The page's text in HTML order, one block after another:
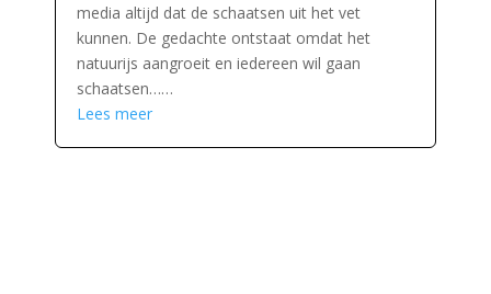
media altijd dat de schaatsen uit het vet
kunnen. De gedachte ontstaat omdat het
natuurijs aangroeit en iedereen wil gaan
schaatsen……
Lees meer